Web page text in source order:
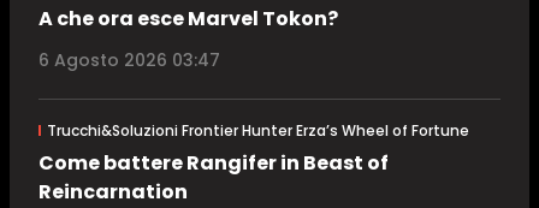
A che ora esce Marvel Tokon?
6 Agosto 2026 03:47
Trucchi&Soluzioni Frontier Hunter Erza’s Wheel of Fortune
Come battere Rangifer in Beast of
Reincarnation